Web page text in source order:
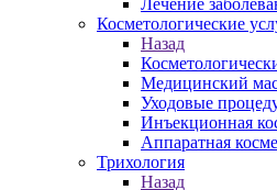
Лечение
Косметологические
Назад
Медицинский
Уходовые
Инъекционная
Аппаратная
Трихология
Назад